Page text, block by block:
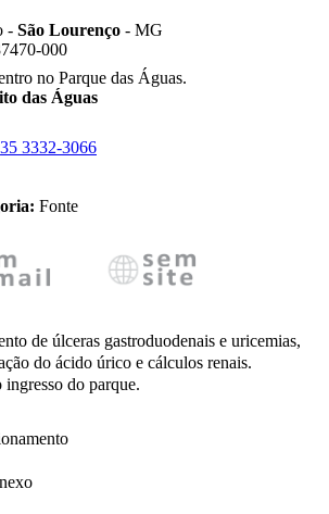
- São Lourenço - MG
000
no Parque das Águas.
das Águas
35 3332-3066
Fonte
de úlceras gastroduodenais e uricemias,
do ácido úrico e cálculos renais.
do parque.